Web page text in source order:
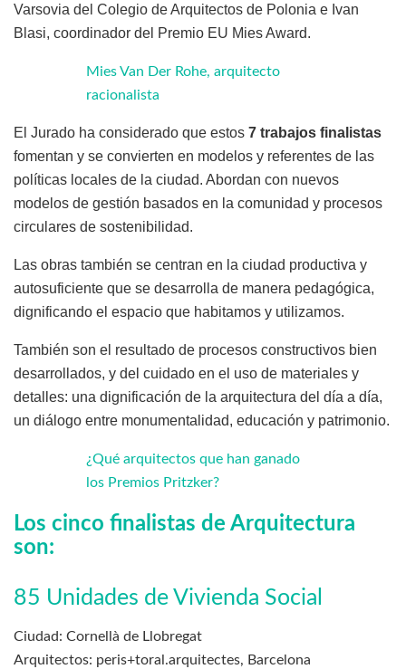
Varsovia del Colegio de Arquitectos de Polonia e Ivan
Blasi, coordinador del Premio EU Mies Award.
Mies Van Der Rohe, arquitecto
racionalista
El Jurado ha considerado que estos 7 trabajos finalistas
fomentan y se convierten en modelos y referentes de las
políticas locales de la ciudad. Abordan con nuevos
modelos de gestión basados en la comunidad y procesos
circulares de sostenibilidad.
Las obras también se centran en la ciudad productiva y
autosuficiente que se desarrolla de manera pedagógica,
dignificando el espacio que habitamos y utilizamos.
También son el resultado de procesos constructivos bien
desarrollados, y del cuidado en el uso de materiales y
detalles: una dignificación de la arquitectura del día a día,
un diálogo entre monumentalidad, educación y patrimonio.
¿Qué arquitectos que han ganado
los Premios Pritzker?
Los cinco finalistas de Arquitectura
son:
85 Unidades de Vivienda Social
Ciudad: Cornellà de Llobregat
Arquitectos: peris+toral.arquitectes, Barcelona